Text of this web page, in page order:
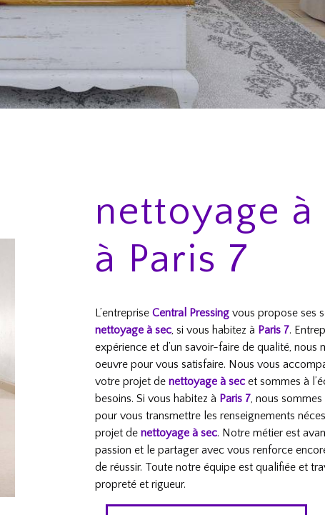
nettoyage à
à Paris 7
L’entreprise Central Pressing vous propose ses
nettoyage à sec, si vous habitez à Paris 7.
expérience et d’un savoir-faire de qualité, nous
oeuvre pour vous satisfaire. Nous vous
votre projet de nettoyage à sec et sommes à
besoins. Si vous habitez à Paris 7, nous
pour vous transmettre les renseignements
projet de nettoyage à sec. Notre métier est
passion et le partager avec vous renforce
de réussir. Toute notre équipe est qualifiée et
propreté et rigueur.